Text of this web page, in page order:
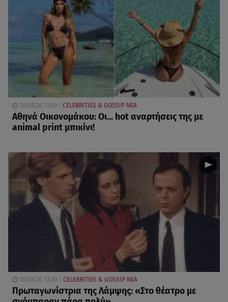
08.08.26, 13:59 CELEBRITIES & GOSSIP ΝΕΑ
Αθηνά Οικονομάκου: Οι... hot αναρτήσεις της με
animal print μπικίνι!
08.08.26, 12:30 CELEBRITIES & GOSSIP ΝΕΑ
Πρωταγωνίστρια της Λάμψης: «Στο θέατρο με